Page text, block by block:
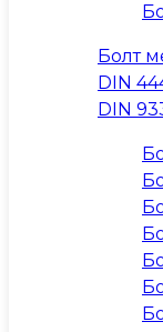
Болт
DIN
DIN